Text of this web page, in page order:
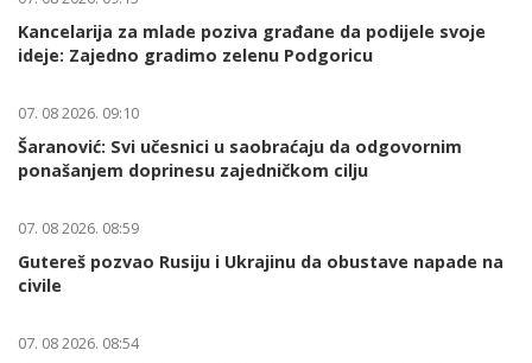
Kancelarija za mlade poziva građane da podijele svoje
ideje: Zajedno gradimo zelenu Podgoricu
07. 08 2026. 09:10
Šaranović: Svi učesnici u saobraćaju da odgovornim
ponašanjem doprinesu zajedničkom cilju
07. 08 2026. 08:59
Gutereš pozvao Rusiju i Ukrajinu da obustave napade na
civile
07. 08 2026. 08:54